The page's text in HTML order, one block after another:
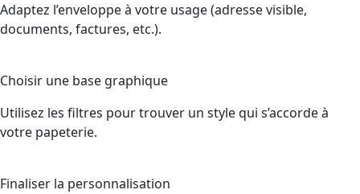
Adaptez l’enveloppe à votre usage (adresse visible,
documents, factures, etc.).
Choisir une base graphique
Utilisez les filtres pour trouver un style qui s’accorde à
votre papeterie.
Finaliser la personnalisation